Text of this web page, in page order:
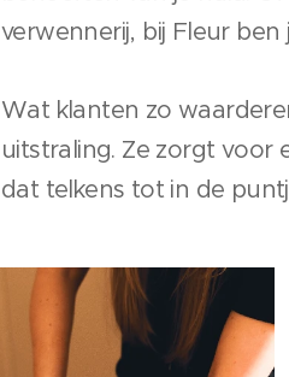
verwennerij, bij Fleur
Wat klanten zo
uitstraling. Ze zorgt voor
dat telkens tot in de